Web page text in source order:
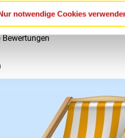
notwendige Cookies
Reise